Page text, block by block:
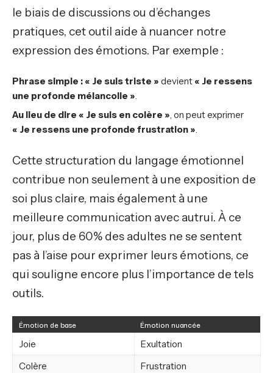
le biais de discussions ou d’échanges
pratiques, cet outil aide à nuancer notre
expression des émotions. Par exemple :
Phrase simple : « Je suis triste » devient « Je ressens
une profonde mélancolie ».
Au lieu de dire « Je suis en colère », on peut exprimer
« Je ressens une profonde frustration ».
Cette structuration du langage émotionnel
contribue non seulement à une exposition de
soi plus claire, mais également à une
meilleure communication avec autrui. À ce
jour, plus de 60% des adultes ne se sentent
pas à l’aise pour exprimer leurs émotions, ce
qui souligne encore plus l’importance de tels
outils.
Émotion de base
Émotion nuancée
Joie
Exultation
Colère
Frustration